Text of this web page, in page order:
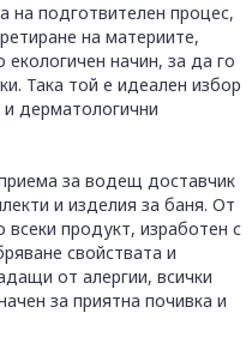
на подготвителен процес,
на материите,
начин, за да го
Така той е идеален избор
дерматологични
за водещ доставчик
и изделия за баня. От
продукт, изработен с
свойствата и
от алергии, всички
за приятна почивка и